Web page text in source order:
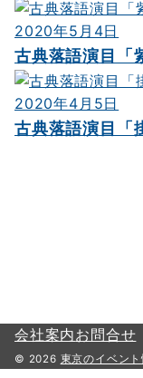
2020年5月4日
古典落語演目「
2020年4月5日
古典落語演目「
会社案内お問合せ
© 2026 東京のイベント